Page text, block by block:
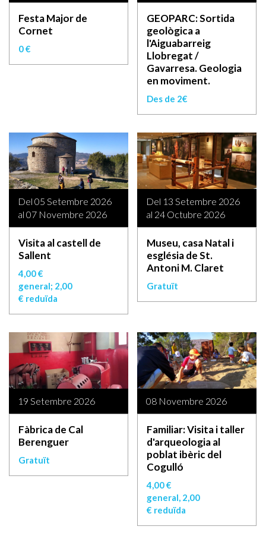
Festa Major de
Cornet
0 €
GEOPARC: Sortida
geològica a
l'Aiguabarreig
Llobregat /
Gavarresa. Geologia
en moviment.
Des de 2€
Del 05 Setembre 2026
al 07 Novembre 2026
Visita al castell de
Sallent
4,00 €
general; 2,00
€ reduïda
Del 13 Setembre 2026
al 24 Octubre 2026
Museu, casa Natal i
església de St.
Antoni M. Claret
Gratuït
19 Setembre 2026
Fàbrica de Cal
Berenguer
Gratuït
08 Novembre 2026
Familiar: Visita i taller
d'arqueologia al
poblat ibèric del
Cogulló
4,00 €
general, 2,00
€ reduïda